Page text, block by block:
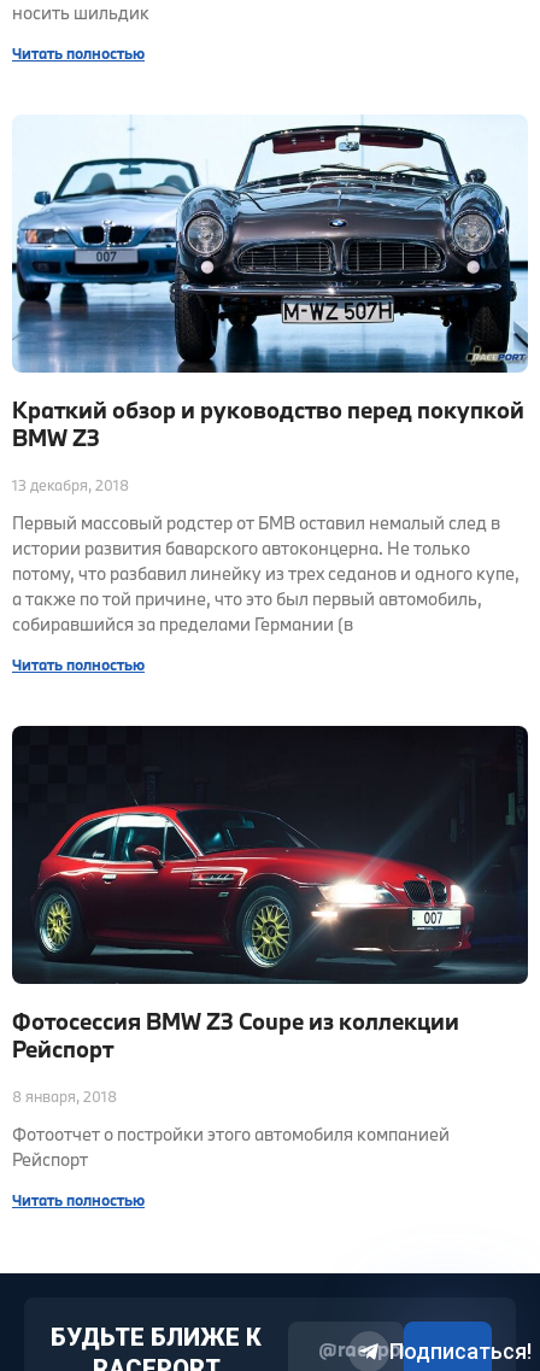
носить шильдик
Читать полностью
Краткий обзор и руководство перед покупкой
BMW Z3
13 декабря, 2018
Первый массовый родстер от БМВ оставил немалый след в
истории развития баварского автоконцерна. Не только
потому, что разбавил линейку из трех седанов и одного купе,
а также по той причине, что это был первый автомобиль,
собиравшийся за пределами Германии (в
Читать полностью
Фотосессия BMW Z3 Coupe из коллекции
Рейспорт
8 января, 2018
Фотоотчет о постройки этого автомобиля компанией
Рейспорт
Читать полностью
БУДЬТЕ БЛИЖЕ К
@raceport2022
Подписаться!